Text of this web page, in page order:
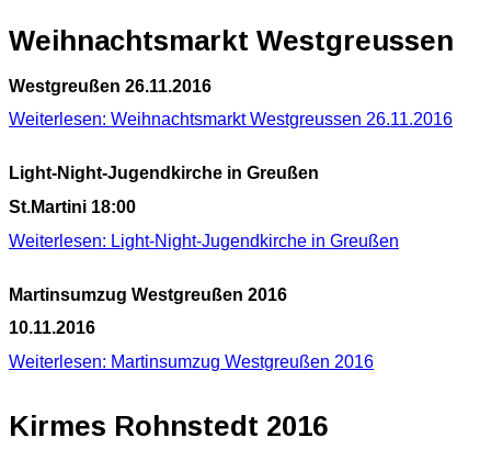
Weihnachtsmarkt Westgreussen
Westgreußen 26.11.2016
Weiterlesen: Weihnachtsmarkt Westgreussen 26.11.2016
Light-Night-Jugendkirche in Greußen
St.Martini 18:00
Weiterlesen: Light-Night-Jugendkirche in Greußen
Martinsumzug Westgreußen 2016
10.11.2016
Weiterlesen: Martinsumzug Westgreußen 2016
Kirmes Rohnstedt 2016